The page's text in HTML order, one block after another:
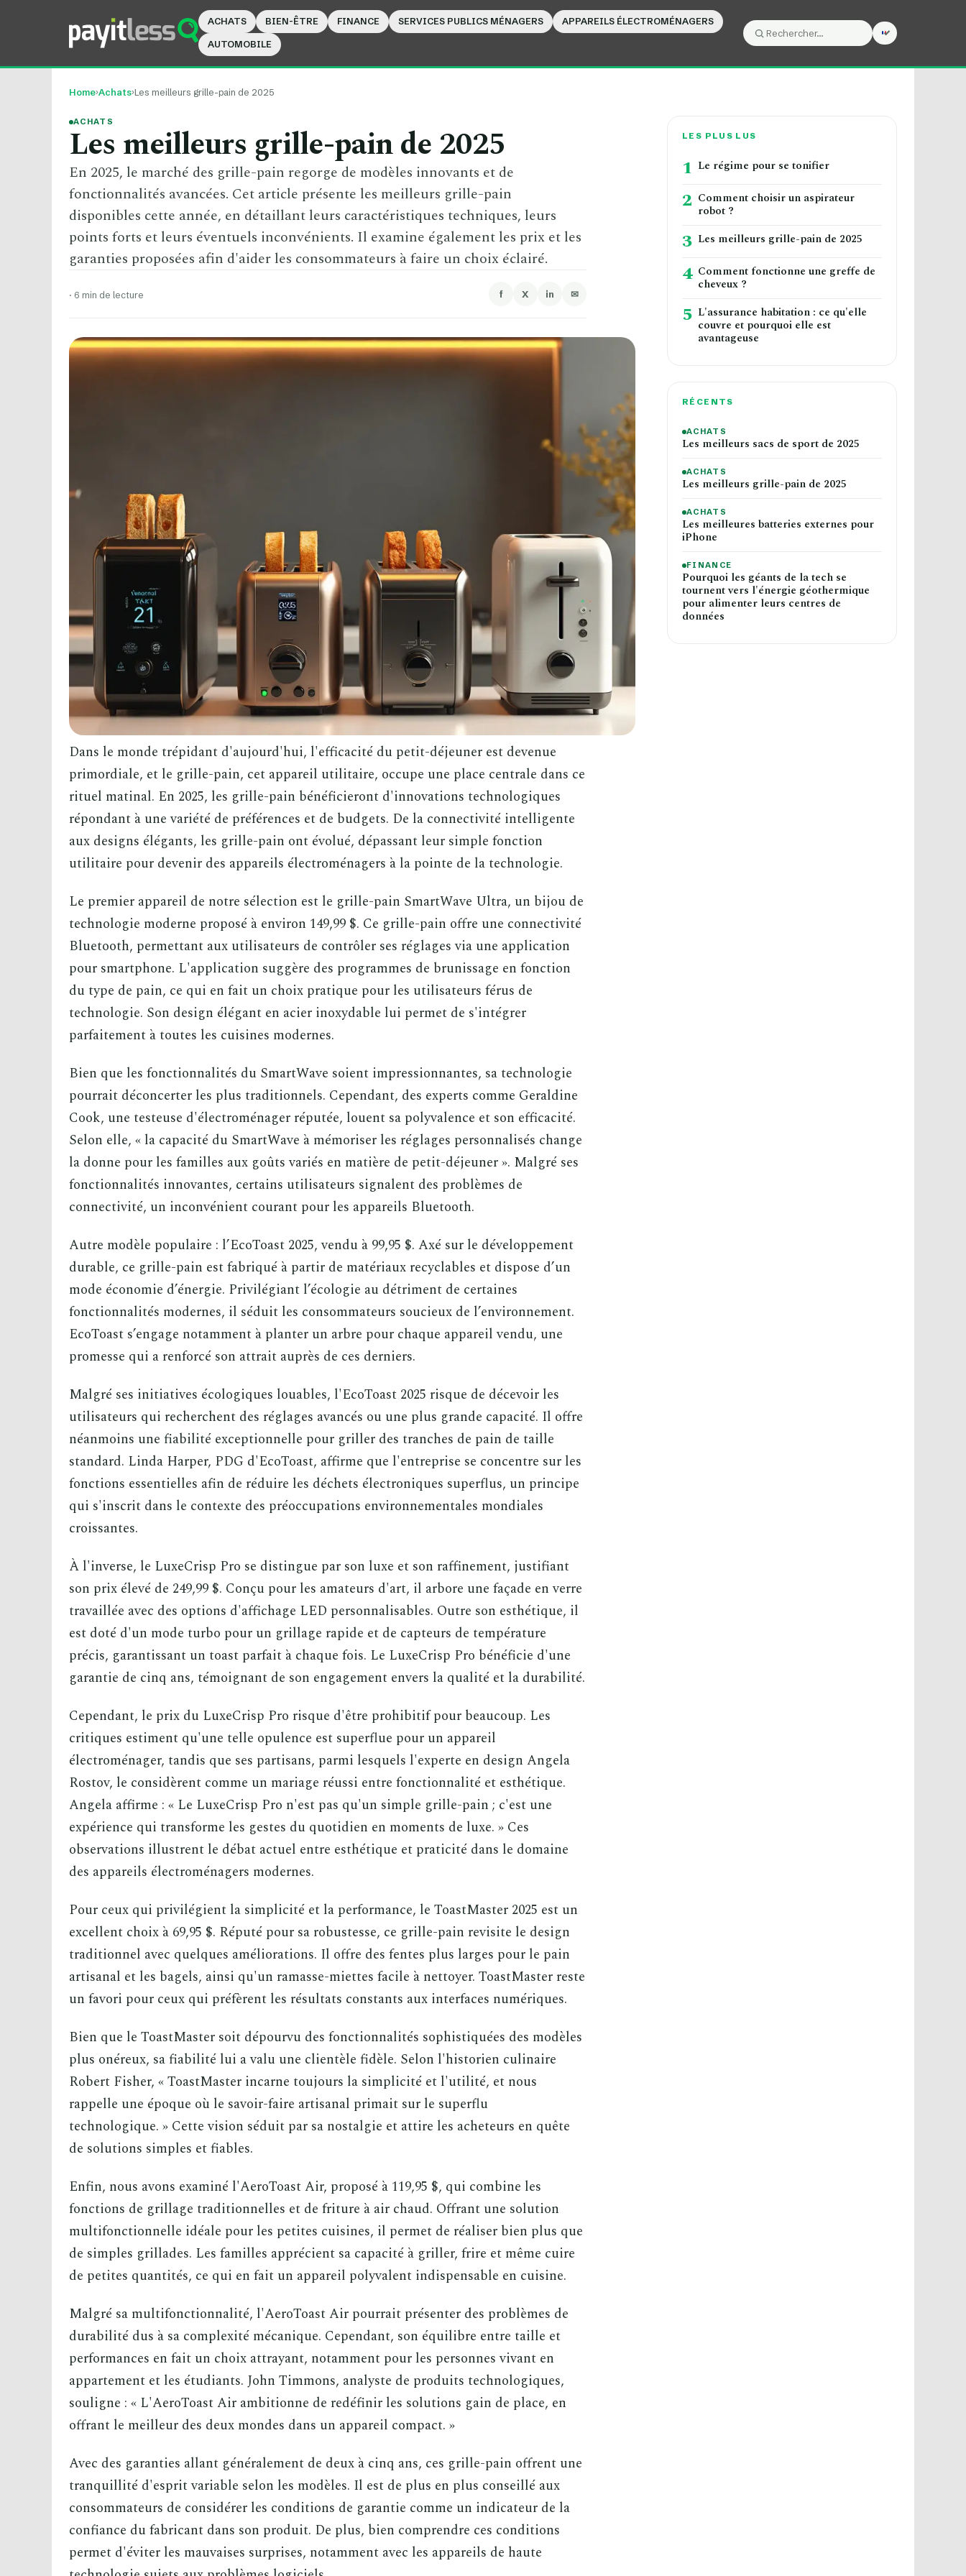
ACHATS BIEN-ÊTRE FINANCE SERVICES PUBLICS MÉNAGERS APPAREILS ÉLECTROMÉNAGERS
AUTOMOBILE
Rechercher :
Home›Achats›Les meilleurs grille-pain de 2025
ACHATS
Les meilleurs grille-pain de 2025
En 2025, le marché des grille-pain regorge de modèles innovants et de
fonctionnalités avancées. Cet article présente les meilleurs grille-pain
disponibles cette année, en détaillant leurs caractéristiques techniques, leurs
points forts et leurs éventuels inconvénients. Il examine également les prix et les
garanties proposées afin d'aider les consommateurs à faire un choix éclairé.
· 6 min de lecture f X in ✉
Dans le monde trépidant d'aujourd'hui, l'efficacité du petit-déjeuner est devenue
primordiale, et le grille-pain, cet appareil utilitaire, occupe une place centrale dans ce
rituel matinal. En 2025, les grille-pain bénéficieront d'innovations technologiques
répondant à une variété de préférences et de budgets. De la connectivité intelligente
aux designs élégants, les grille-pain ont évolué, dépassant leur simple fonction
utilitaire pour devenir des appareils électroménagers à la pointe de la technologie.
Le premier appareil de notre sélection est le grille-pain SmartWave Ultra, un bijou de
technologie moderne proposé à environ 149,99 $. Ce grille-pain offre une connectivité
Bluetooth, permettant aux utilisateurs de contrôler ses réglages via une application
pour smartphone. L'application suggère des programmes de brunissage en fonction
du type de pain, ce qui en fait un choix pratique pour les utilisateurs férus de
technologie. Son design élégant en acier inoxydable lui permet de s'intégrer
parfaitement à toutes les cuisines modernes.
Bien que les fonctionnalités du SmartWave soient impressionnantes, sa technologie
pourrait déconcerter les plus traditionnels. Cependant, des experts comme Geraldine
Cook, une testeuse d'électroménager réputée, louent sa polyvalence et son efficacité.
Selon elle, « la capacité du SmartWave à mémoriser les réglages personnalisés change
la donne pour les familles aux goûts variés en matière de petit-déjeuner ». Malgré ses
fonctionnalités innovantes, certains utilisateurs signalent des problèmes de
connectivité, un inconvénient courant pour les appareils Bluetooth.
Autre modèle populaire : l’EcoToast 2025, vendu à 99,95 $. Axé sur le développement
durable, ce grille-pain est fabriqué à partir de matériaux recyclables et dispose d’un
mode économie d’énergie. Privilégiant l’écologie au détriment de certaines
fonctionnalités modernes, il séduit les consommateurs soucieux de l’environnement.
EcoToast s’engage notamment à planter un arbre pour chaque appareil vendu, une
promesse qui a renforcé son attrait auprès de ces derniers.
Malgré ses initiatives écologiques louables, l'EcoToast 2025 risque de décevoir les
utilisateurs qui recherchent des réglages avancés ou une plus grande capacité. Il offre
néanmoins une fiabilité exceptionnelle pour griller des tranches de pain de taille
standard. Linda Harper, PDG d'EcoToast, affirme que l'entreprise se concentre sur les
fonctions essentielles afin de réduire les déchets électroniques superflus, un principe
qui s'inscrit dans le contexte des préoccupations environnementales mondiales
croissantes.
À l'inverse, le LuxeCrisp Pro se distingue par son luxe et son raffinement, justifiant
son prix élevé de 249,99 $. Conçu pour les amateurs d'art, il arbore une façade en verre
travaillée avec des options d'affichage LED personnalisables. Outre son esthétique, il
est doté d'un mode turbo pour un grillage rapide et de capteurs de température
précis, garantissant un toast parfait à chaque fois. Le LuxeCrisp Pro bénéficie d'une
garantie de cinq ans, témoignant de son engagement envers la qualité et la durabilité.
Cependant, le prix du LuxeCrisp Pro risque d'être prohibitif pour beaucoup. Les
critiques estiment qu'une telle opulence est superflue pour un appareil
électroménager, tandis que ses partisans, parmi lesquels l'experte en design Angela
Rostov, le considèrent comme un mariage réussi entre fonctionnalité et esthétique.
Angela affirme : « Le LuxeCrisp Pro n'est pas qu'un simple grille-pain ; c'est une
expérience qui transforme les gestes du quotidien en moments de luxe. » Ces
observations illustrent le débat actuel entre esthétique et praticité dans le domaine
des appareils électroménagers modernes.
Pour ceux qui privilégient la simplicité et la performance, le ToastMaster 2025 est un
excellent choix à 69,95 $. Réputé pour sa robustesse, ce grille-pain revisite le design
traditionnel avec quelques améliorations. Il offre des fentes plus larges pour le pain
artisanal et les bagels, ainsi qu'un ramasse-miettes facile à nettoyer. ToastMaster reste
un favori pour ceux qui préfèrent les résultats constants aux interfaces numériques.
Bien que le ToastMaster soit dépourvu des fonctionnalités sophistiquées des modèles
plus onéreux, sa fiabilité lui a valu une clientèle fidèle. Selon l'historien culinaire
Robert Fisher, « ToastMaster incarne toujours la simplicité et l'utilité, et nous
rappelle une époque où le savoir-faire artisanal primait sur le superflu
technologique. » Cette vision séduit par sa nostalgie et attire les acheteurs en quête
de solutions simples et fiables.
Enfin, nous avons examiné l'AeroToast Air, proposé à 119,95 $, qui combine les
fonctions de grillage traditionnelles et de friture à air chaud. Offrant une solution
multifonctionnelle idéale pour les petites cuisines, il permet de réaliser bien plus que
de simples grillades. Les familles apprécient sa capacité à griller, frire et même cuire
de petites quantités, ce qui en fait un appareil polyvalent indispensable en cuisine.
Malgré sa multifonctionnalité, l'AeroToast Air pourrait présenter des problèmes de
durabilité dus à sa complexité mécanique. Cependant, son équilibre entre taille et
performances en fait un choix attrayant, notamment pour les personnes vivant en
appartement et les étudiants. John Timmons, analyste de produits technologiques,
souligne : « L'AeroToast Air ambitionne de redéfinir les solutions gain de place, en
offrant le meilleur des deux mondes dans un appareil compact. »
Avec des garanties allant généralement de deux à cinq ans, ces grille-pain offrent une
tranquillité d'esprit variable selon les modèles. Il est de plus en plus conseillé aux
consommateurs de considérer les conditions de garantie comme un indicateur de la
confiance du fabricant dans son produit. De plus, bien comprendre ces conditions
permet d'éviter les mauvaises surprises, notamment avec les appareils de haute
LES PLUS LUS
1 Le régime pour se tonifier
2 Comment choisir un aspirateur
robot ?
3 Les meilleurs grille-pain de 2025
4 Comment fonctionne une greffe de
cheveux ?
5 L'assurance habitation : ce qu'elle
couvre et pourquoi elle est
avantageuse
RÉCENTS
ACHATS
Les meilleurs sacs de sport de 2025
ACHATS
Les meilleurs grille-pain de 2025
ACHATS
Les meilleures batteries externes pour
iPhone
FINANCE
Pourquoi les géants de la tech se
tournent vers l'énergie géothermique
pour alimenter leurs centres de
données